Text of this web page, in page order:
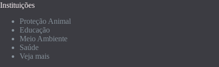
Instituições
Proteção Animal
Educação
Meio Ambiente
Saúde
Veja mais